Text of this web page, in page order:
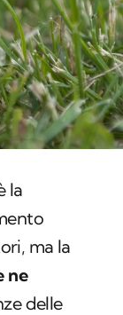
la
ma la
ne
delle